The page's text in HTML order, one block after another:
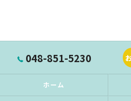
048-851-5230
ホーム